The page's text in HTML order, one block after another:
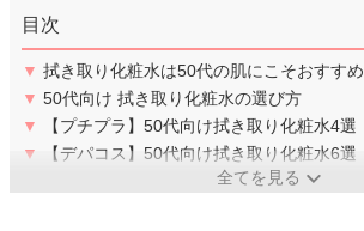
目次
▼ 拭き取り化粧水は50代の肌にこそおすすめ
▼ 50代向け 拭き取り化粧水の選び方
▼
【プチプラ】50代向け拭き取り化粧水4選
▼
【デパコス】50代向け拭き取り化粧水6選
全てを見る